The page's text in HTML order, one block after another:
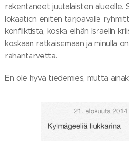
rakentaneet juutalaisten alueelle.
lokaation eniten tarjoavalle
konfliktista, koska eihän Israelin
koskaan ratkaisemaan ja minulla
rahantarvetta.
En ole hyvä tiedemies, mutta